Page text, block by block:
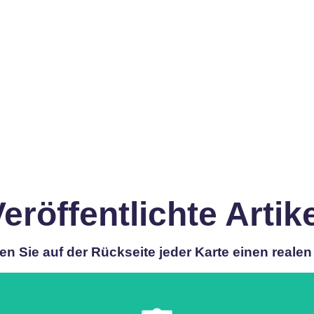
Sie auf der Rückseite jeder Karte einen realen